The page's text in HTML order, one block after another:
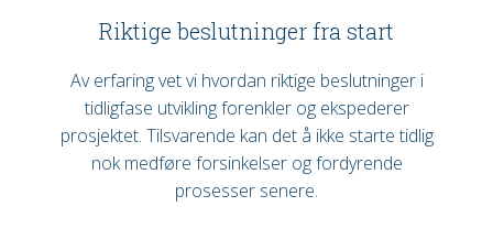
Riktige beslutninger fra start
Av erfaring vet vi hvordan riktige beslutninger i
tidligfase utvikling forenkler og ekspederer
prosjektet. Tilsvarende kan det å ikke starte tidlig
nok medføre forsinkelser og fordyrende
prosesser senere.